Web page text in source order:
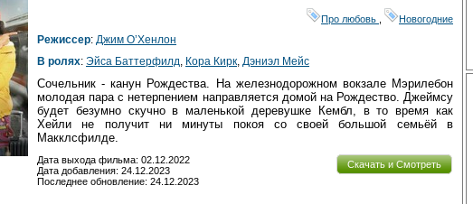
Про любовь Новогодние
Режиссер: Джим О’Хенлон
В ролях: Эйса Баттерфилд, Кора Кирк, Дэниэл Мейс
Сочельник - канун Рождества. На железнодорожном вокзале Мэрилебон
молодая пара с нетерпением направляется домой на Рождество. Джеймсу
будет безумно скучно в маленькой деревушке Кембл, в то время как
Хейли не получит ни минуты покоя со своей большой семьёй в
Макклсфилде.
Скачать и Смотреть
Дата выхода фильма: 02.12.2022
Дата добавления: 24.12.2023
Последнее обновление: 24.12.2023